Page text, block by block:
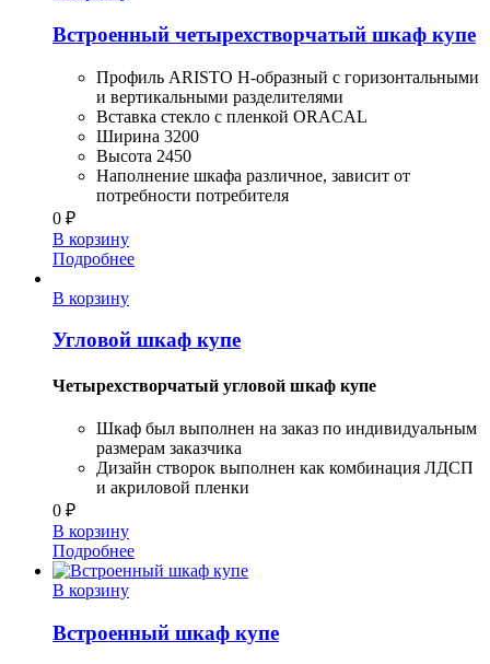
Встроенный четырехстворчатый шкаф купе
Профиль ARISTO H-образный с горизонтальными
и вертикальными разделителями
Вставка стекло с пленкой ORACAL
Ширина 3200
Высота 2450
Наполнение шкафа различное, зависит от
потребности потребителя
0 ₽
В корзину
Подробнее
В корзину
Угловой шкаф купе
Четырехстворчатый угловой шкаф купе
Шкаф был выполнен на заказ по индивидуальным
размерам заказчика
Дизайн створок выполнен как комбинация ЛДСП
и акриловой пленки
0 ₽
В корзину
Подробнее
В корзину
Встроенный шкаф купе